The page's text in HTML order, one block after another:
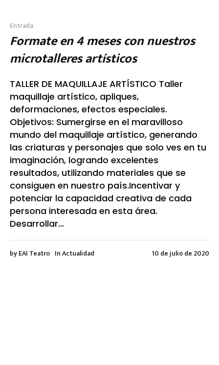
Entrada
Formate en 4 meses con nuestros
microtalleres artísticos
TALLER DE MAQUILLAJE ARTÍSTICO Taller
maquillaje artístico, apliques,
deformaciones, efectos especiales.
Objetivos: Sumergirse en el maravilloso
mundo del maquillaje artístico, generando
las criaturas y personajes que solo ves en tu
imaginación, logrando excelentes
resultados, utilizando materiales que se
consiguen en nuestro país.Incentivar y
potenciar la capacidad creativa de cada
persona interesada en esta área.
Desarrollar...
10 de julio de 2020
byEAI Teatro InActualidad